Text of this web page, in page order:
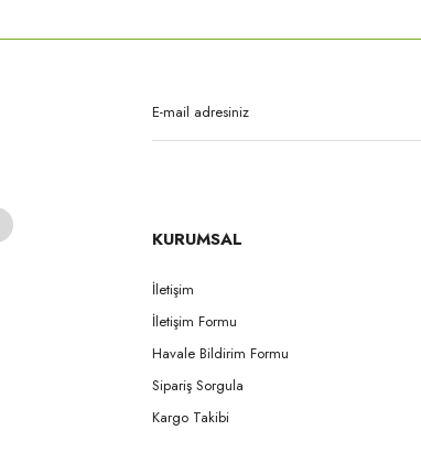
KURUMSAL
İletişim
İletişim Formu
Havale Bildirim Formu
Sipariş Sorgula
Kargo Takibi